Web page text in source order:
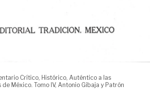
Crítico, Histórico, Auténtico a las
de México. Tomo IV, Antonio Gibaja y Patrón